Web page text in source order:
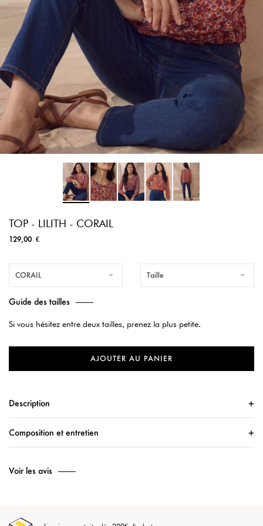
TOP - LILITH - CORAIL
129,00 €
CORAIL Taille
Guide des tailles
Si vous hésitez entre deux tailles, prenez la plus petite.
AJOUTER AU PANIER
Description
Composition et entretien
Voir les avis